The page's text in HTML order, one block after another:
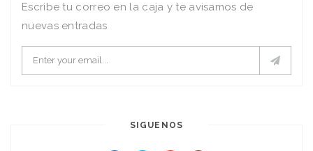
Escribe tu correo en la caja y te avisamos de
nuevas entradas
SIGUENOS